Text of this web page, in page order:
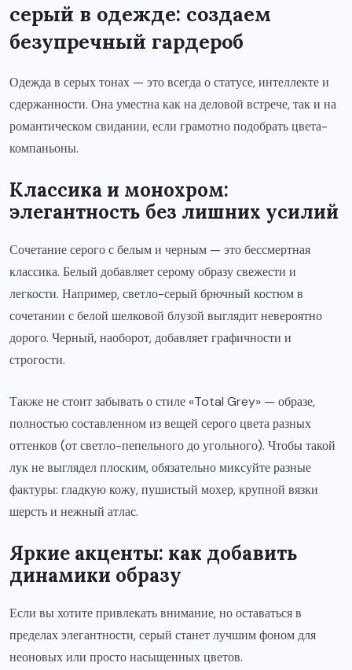
серый в одежде: создаем
безупречный гардероб
Одежда в серых тонах — это всегда о статусе, интеллекте и
сдержанности. Она уместна как на деловой встрече, так и на
романтическом свидании, если грамотно подобрать цвета-
компаньоны.
Классика и монохром:
элегантность без лишних усилий
Сочетание серого с белым и черным — это бессмертная
классика. Белый добавляет серому образу свежести и
легкости. Например, светло-серый брючный костюм в
сочетании с белой шелковой блузой выглядит невероятно
дорого. Черный, наоборот, добавляет графичности и
строгости.
Также не стоит забывать о стиле «Total Grey» — образе,
полностью составленном из вещей серого цвета разных
оттенков (от светло-пепельного до угольного). Чтобы такой
лук не выглядел плоским, обязательно миксуйте разные
фактуры: гладкую кожу, пушистый мохер, крупной вязки
шерсть и нежный атлас.
Яркие акценты: как добавить
динамики образу
Если вы хотите привлекать внимание, но оставаться в
пределах элегантности, серый станет лучшим фоном для
неоновых или просто насыщенных цветов.